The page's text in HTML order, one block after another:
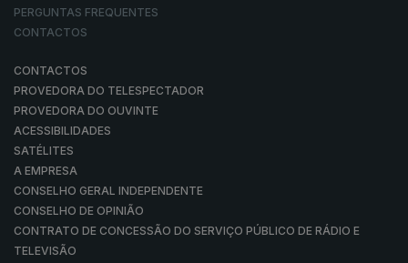
PERGUNTAS FREQUENTES
CONTACTOS
CONTACTOS
PROVEDORA DO TELESPECTADOR
PROVEDORA DO OUVINTE
ACESSIBILIDADES
SATÉLITES
A EMPRESA
CONSELHO GERAL INDEPENDENTE
CONSELHO DE OPINIÃO
CONTRATO DE CONCESSÃO DO SERVIÇO PÚBLICO DE RÁDIO E
TELEVISÃO